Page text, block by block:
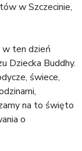
w Szczecinie,
w ten dzień
Dziecka Buddhy.
świece,
na to święto
o